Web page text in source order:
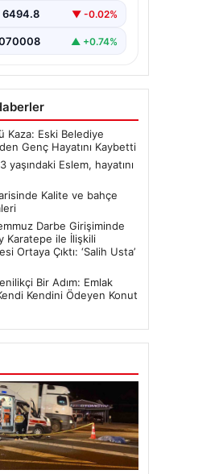
6494.8 ▼ -0.02%
▲ +0.74%
Kaza: Eski Belediye
Genç Hayatını Kaybetti
Eslem, hayatını
Kalite ve bahçe
Darbe Girişiminde
Karatepe ile İlişkili
Ortaya Çıktı: ‘Salih Usta’
Bir Adım: Emlak
Kendini Ödeyen Konut